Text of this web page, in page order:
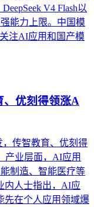
V4 Flash以
能力上限。中国模
注AI应用和国产模
、优刻得领涨A
，传智教育、优刻得
产业层面，AI应用
制造、智能医疗等
内人士指出，AI应
先在个人应用领域爆